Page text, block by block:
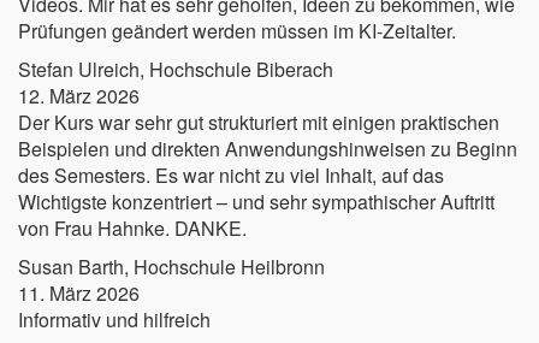
Prüfungen geändert werden müssen im KI-Zeitalter.
Stefan Ulreich, Hochschule Biberach
12. März 2026
Der Kurs war sehr gut strukturiert mit einigen praktischen
Beispielen und direkten Anwendungshinweisen zu Beginn
des Semesters. Es war nicht zu viel Inhalt, auf das
Wichtigste konzentriert – und sehr sympathischer Auftritt
von Frau Hahnke. DANKE.
Susan Barth, Hochschule Heilbronn
11. März 2026
Informativ und hilfreich